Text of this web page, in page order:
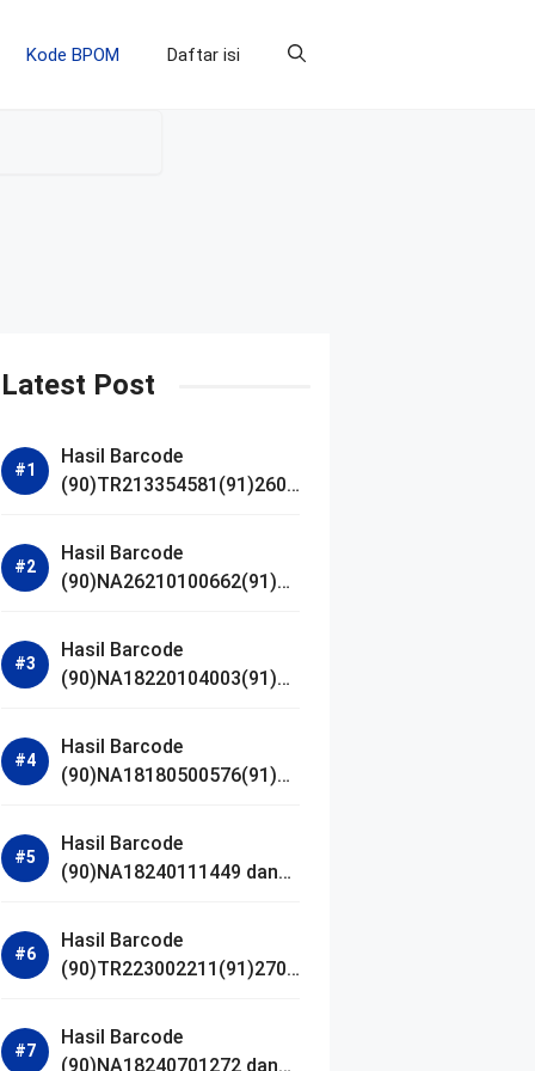
Kode BPOM Daftar isi
Latest Post
Hasil Barcode
(90)TR213354581(91)2607
Hasil Barcode
(90)NA26210100662(91)24
Hasil Barcode
(90)NA18220104003(91)25
Hasil Barcode
(90)NA18180500576(91)21
Hasil Barcode
(90)NA18240111449 dan
Hasil Barcode
(90)TR223002211(91)2701
Hasil Barcode
(90)NA18240701272 dan